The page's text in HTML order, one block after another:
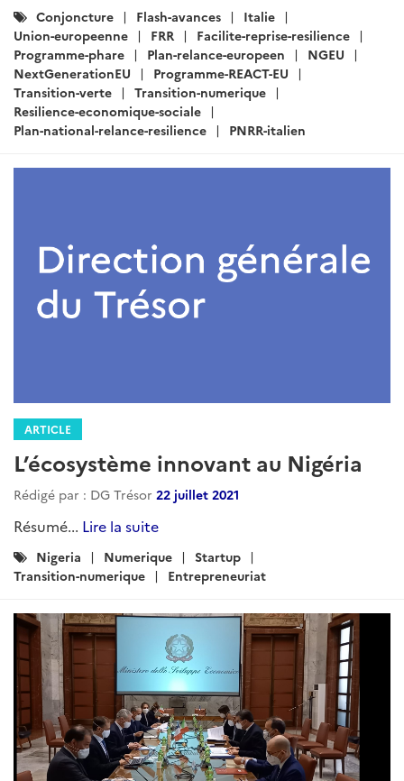
Catégories
:
Conjoncture Flash-avances
Italie
Union-europeenne
FRR
Facilite-reprise-resilience
Programme-phare
Plan-relance-europeen
NGEU
NextGenerationEU
Programme-REACT-EU
Transition-verte
Transition-numerique
Resilience-economique-sociale
Plan-national-relance-resilience
PNRR-italien
ARTICLE
L’écosystème innovant au Nigéria
Rédigé par : DG Trésor 22 juillet 2021
Résumé... Lire la suite
Catégories
:
Nigeria Numerique
Startup
Transition-numerique
Entrepreneuriat